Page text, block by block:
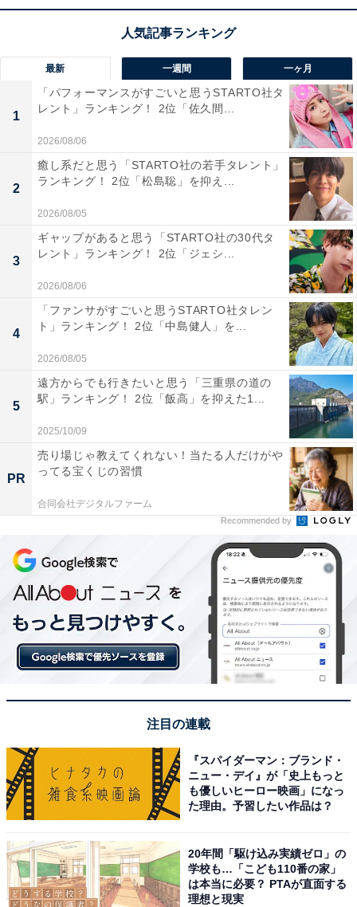
こちらもおすすめ
「移住したいと思う」都道府県ランキング！ 2
位「沖縄県」、1位は？
最新 一週間 一ヶ月
1
「パフォーマンスがすごいと思うSTARTO社タ
レント」ランキング！ 2位「佐久間...
2026/08/06
2
癒し系だと思う「STARTO社の若手タレント」
ランキング！ 2位「松島聡」を抑え...
2026/08/05
3
ギャップがあると思う「STARTO社の30代タ
レント」ランキング！ 2位「ジェシ...
2026/08/06
4
「ファンサがすごいと思うSTARTO社タレン
ト」ランキング！ 2位「中島健人」を...
2026/08/05
5
遠方からでも行きたいと思う「三重県の道の
駅」ランキング！ 2位「飯高」を抑えた1...
2025/10/09
PR
売り場じゃ教えてくれない！当たる人だけがや
ってる宝くじの習慣
合同会社デジタルファーム
Recommended by
注目の連載
『スパイダーマン：ブランド・
ニュー・デイ』が「史上もっと
も優しいヒーロー映画」になっ
た理由。予習したい作品は？
20年間「駆け込み実績ゼロ」の
学校も…「こども110番の家」
は本当に必要？ PTAが直面する
理想と現実